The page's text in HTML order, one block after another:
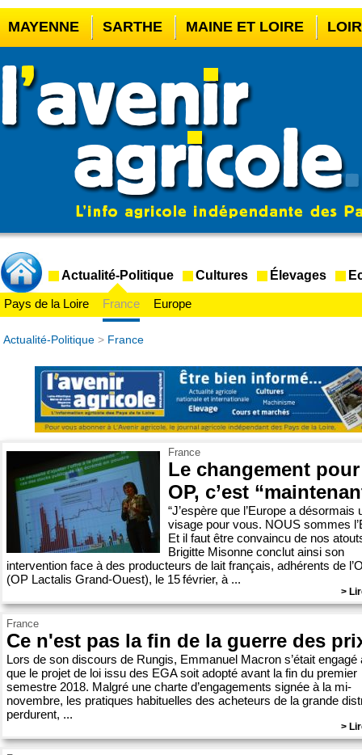
MAYENNE SARTHE MAINE ET LOIRE
CASINO EN LIGNE MEILLEUR BOOKMAKER
CASINO EN LIGNE FRANCE LÉGAL
CRYPTO CASINO
Actualité-Politique Cultures Élevages
Pays de la Loire France Europe
Actualité-Politique > France
France
Le changement
OP, c’est
“J’espère que l’Europe a désormais
visage pour vous. NOUS sommes
Et il faut être convaincu de nos
Brigitte Misonne conclut ainsi son
intervention face à des producteurs de lait français, adhérents de
(OP Lactalis Grand-Ouest), le 15 février, à ...
>
France
Ce n'est pas la fin de la guerre des
Lors de son discours de Rungis, Emmanuel Macron s’était engagé
que le projet de loi issu des EGA soit adopté avant la fin du premier
semestre 2018. Malgré une charte d’engagements signée à la mi-
novembre, les pratiques habituelles des acheteurs de la grande
perdurent, ...
>